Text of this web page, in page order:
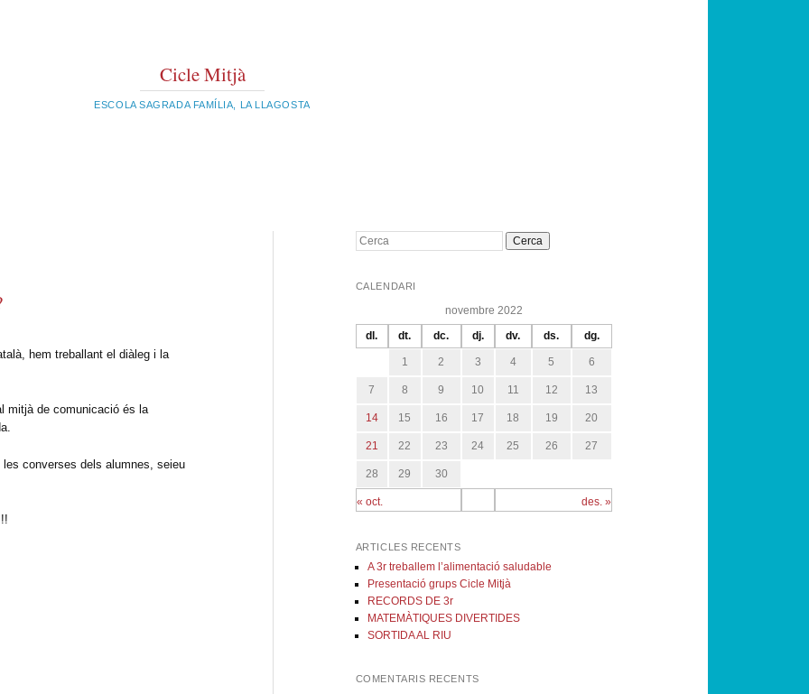
Cicle Mitjà
ESCOLA SAGRADA FAMÍLIA, LA LLAGOSTA
hem treballant el diàleg i la
mitjà de comunicació és la
converses dels alumnes, seieu
Cerca
CALENDARI
novembre 2022
dl. dt. dc. dj. dv. ds. dg.
« oct. des. »
1 2 3 4 5 6
7 8 9 10 11 12 13
14 15 16 17 18 19 20
21 22 23 24 25 26 27
28 29 30
ARTICLES RECENTS
A 3r treballem l’alimentació saludable
Presentació grups Cicle Mitjà
RECORDS DE 3r
MATEMÀTIQUES DIVERTIDES
SORTIDA AL RIU
COMENTARIS RECENTS